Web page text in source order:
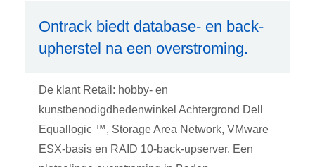
Ontrack biedt database- en back-
upherstel na een overstroming.
De klant Retail: hobby- en
kunstbenodigdhedenwinkel Achtergrond Dell
Equallogic ™, Storage Area Network, VMware
ESX-basis en RAID 10-back-upserver. Een